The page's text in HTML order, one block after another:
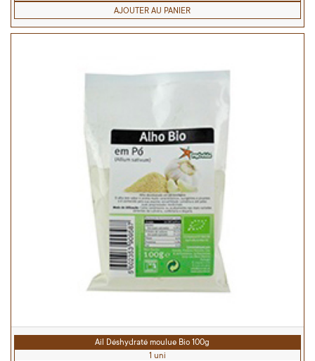
AJOUTER AU PANIER
Ail Déshydraté moulue Bio 100g
1 uni